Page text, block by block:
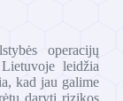
operacijų
leidžia
kad jau galime